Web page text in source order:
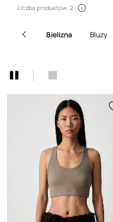
Liczba produktów: 2
bielizna bluzy